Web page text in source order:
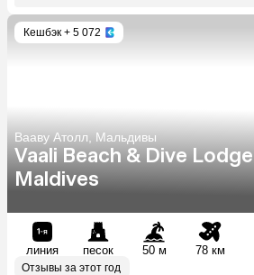
Кешбэк + 5 072
Вааву Атолл, Мальдивы
Vaali Beach & Dive Lodge
Maldives
линия песок 50 м 78 км
Отзывы за этот год